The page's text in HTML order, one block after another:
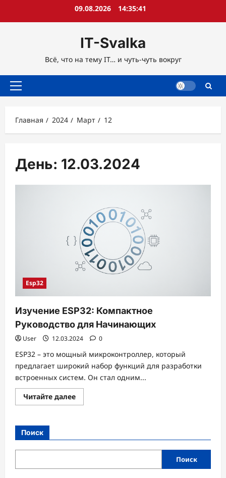
09.08.2026 14:35:41
IT-Svalka
Всё, что на тему IT… и чуть-чуть вокруг
Основное
Главная
2024 Март 12
День: 12.03.2024
Esp32
Изучение ESP32: Компактное
Руководство для Начинающих
User 12.03.2024 0
ESP32 – это мощный микроконтроллер, который
предлагает широкий набор функций для разработки
встроенных систем. Он стал одним...
Читайте далееПрочитать
больше
Руководство
Начинающих
Поиск
Поиск